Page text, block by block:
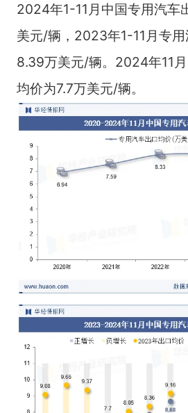
2024年1-11月中国专用汽车
美元/辆，2023年1-11月专
8.39万美元/辆。2024年11
均价为7.7万美元/辆。